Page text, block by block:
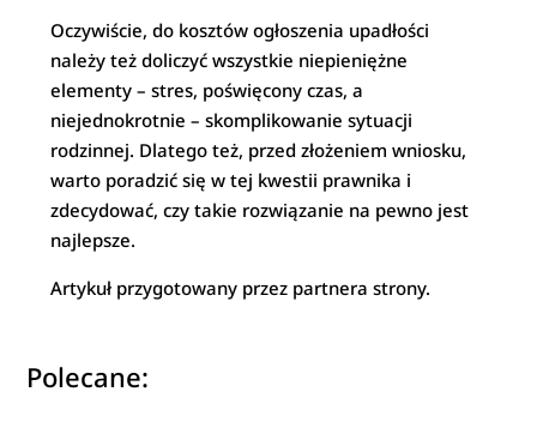
Oczywiście, do kosztów ogłoszenia upadłości
należy też doliczyć wszystkie niepieniężne
elementy – stres, poświęcony czas, a
niejednokrotnie – skomplikowanie sytuacji
rodzinnej. Dlatego też, przed złożeniem wniosku,
warto poradzić się w tej kwestii prawnika i
zdecydować, czy takie rozwiązanie na pewno jest
najlepsze.
Artykuł przygotowany przez partnera strony.
Polecane: